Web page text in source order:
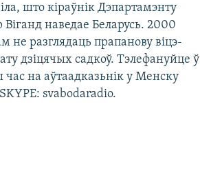
што кіраўнік Дэпартамэнту
наведае Беларусь. 2000
не разглядаць прапанову віцэ-
дзіцячых садкоў. Тэлефануйце ў
на аўтаадказьнік у Менску
svabodaradio.